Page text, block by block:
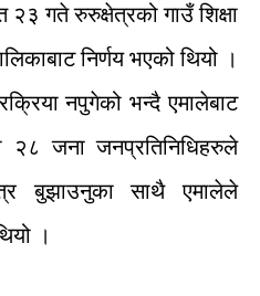
२३ गते रुरुक्षेत्रको गाउँ शिक्षा
निर्णय भएको थियो ।
नपुगेको भन्दै एमालेबाट
२८ जना जनप्रतिनिधिहरुले
बुझाउनुका साथै
एमालेले
।